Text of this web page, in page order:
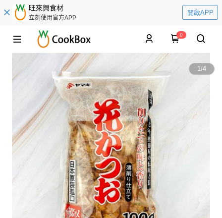
旺來興食材
立刻使用官方APP
開啟APP
0
1/4